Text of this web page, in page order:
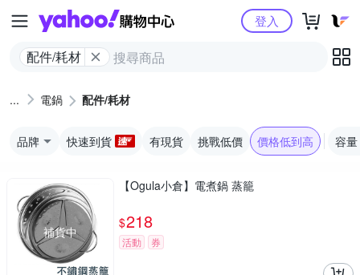
Yahoo購物中心
配件/耗材
登入
電鍋 配件/耗材
品牌 快速到貨 有現貨 挑戰低價 價格低到高 容量
補貨中
【Ogula小倉】電煮鍋 蒸籠
$218
活動 券